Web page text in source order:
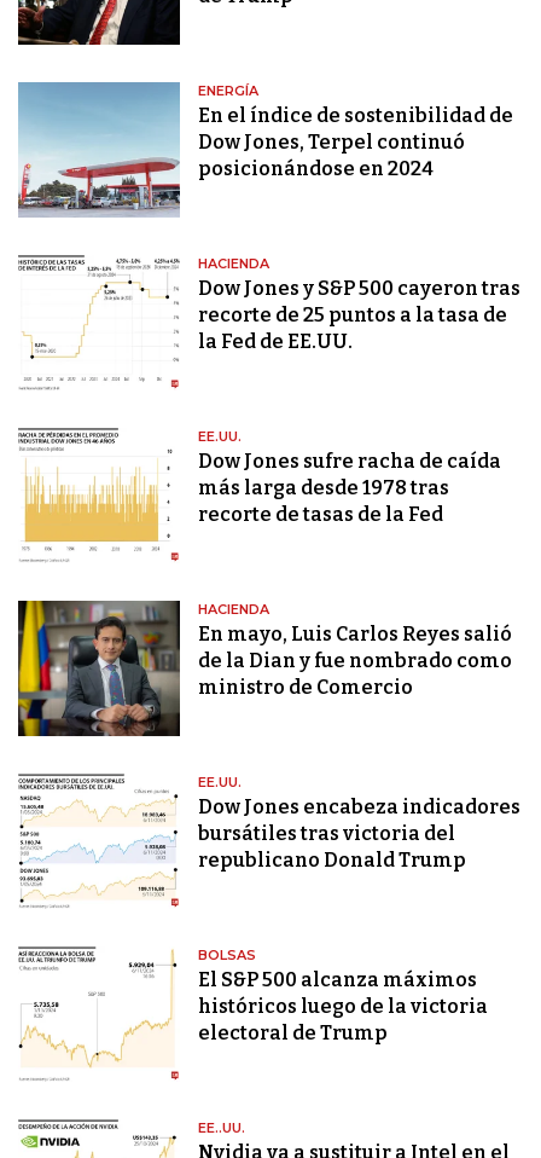
ENERGÍA
En el índice de sostenibilidad de
Dow Jones, Terpel continuó
posicionándose en 2024
HACIENDA
Dow Jones y S&P 500 cayeron tras
recorte de 25 puntos a la tasa de
la Fed de EE.UU.
EE.UU.
Dow Jones sufre racha de caída
más larga desde 1978 tras
recorte de tasas de la Fed
HACIENDA
En mayo, Luis Carlos Reyes salió
de la Dian y fue nombrado como
ministro de Comercio
EE.UU.
Dow Jones encabeza indicadores
bursátiles tras victoria del
republicano Donald Trump
BOLSAS
El S&P 500 alcanza máximos
históricos luego de la victoria
electoral de Trump
EE..UU.
Nvidia va a sustituir a Intel en el